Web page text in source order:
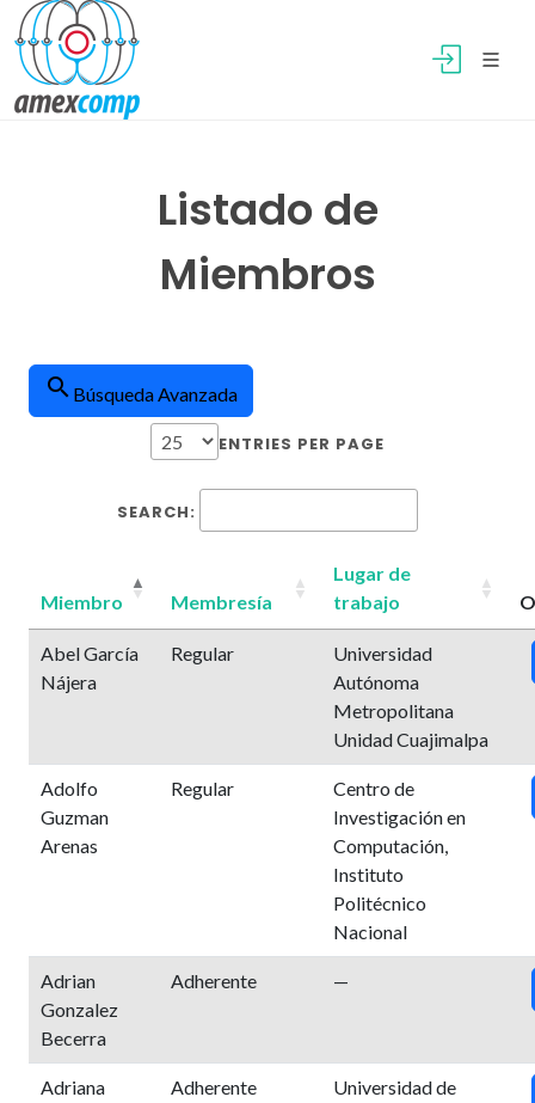
Listado de
Miembros
search Búsqueda Avanzada
ENTRIES PER PAGE
SEARCH:
Miembro Membresía
Lugar de
trabajo
Abel García
Nájera
Regular
Universidad
Autónoma
Metropolitana
Unidad Cuajimalpa
Adolfo
Guzman
Arenas
Regular
Centro de
Investigación en
Computación,
Instituto
Politécnico
Nacional
Adrian
Gonzalez
Becerra
Adherente —
Adriana
Adherente
Universidad de